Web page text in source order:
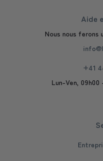
Aide
Nous nous ferons
+41
Lun-Ven, 09h00